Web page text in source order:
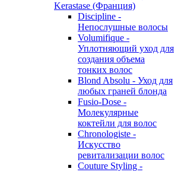
Kerastase (Франция)
Discipline -
Непослушные волосы
Volumifique -
Уплотняющий уход для
создания объема
тонких волос
Blond Absolu - Уход для
любых граней блонда
Fusio-Dose -
Молекулярные
коктейли для волос
Chronologiste -
Искусство
ревитализации волос
Couture Styling -